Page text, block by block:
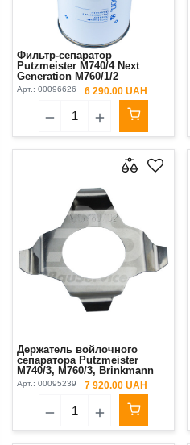
Фильтр-сепаратор
Putzmeister М740/4 Next
Generation М760/1/2
Donaldson
Арт.: 00096626 6 290.00 UAH
Держатель войлочного
сепаратора Putzmeister
М740/3, М760/3, Brinkmann
260/45/55, 450/550, BMS
Original
Арт.: 00095239 7 920.00 UAH